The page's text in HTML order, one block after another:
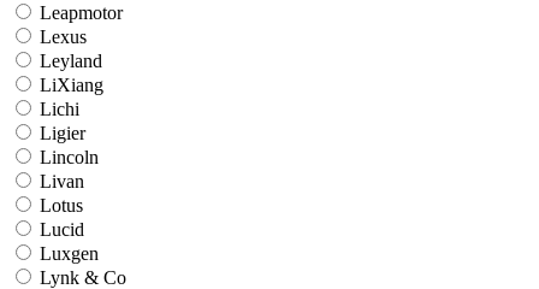
Leapmotor
Lexus
Leyland
LiXiang
Lichi
Ligier
Lincoln
Livan
Lotus
Lucid
Luxgen
Lynk & Co